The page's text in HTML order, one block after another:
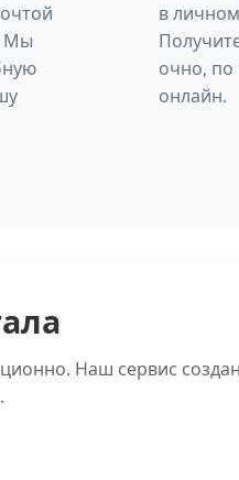
Мы
в
очно, по
онлайн.
Наш сервис